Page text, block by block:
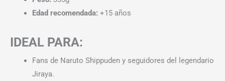
Edad recomendada: +15 años
IDEAL PARA:
Fans de Naruto Shippuden y seguidores del legendario
Jiraya.